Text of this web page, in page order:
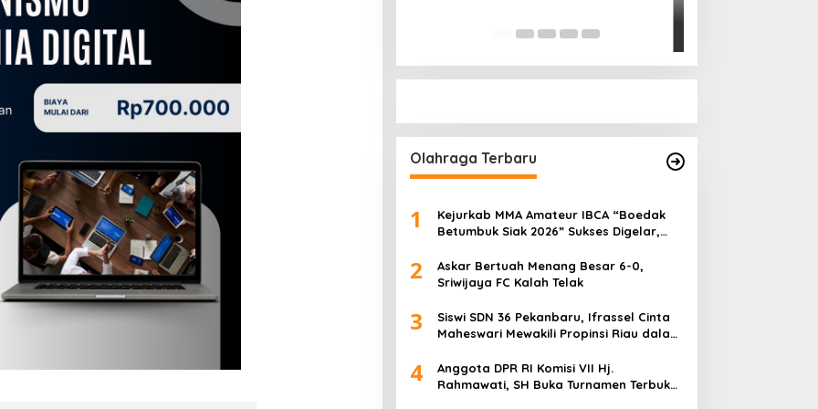
Olahraga Terbaru
1
Kejurkab MMA Amateur IBCA “Boedak
Betumbuk Siak 2026” Sukses Digelar,
2
Askar Bertuah Menang Besar 6-0,
Sriwijaya FC Kalah Telak
3
Siswi SDN 36 Pekanbaru, Ifrassel Cinta
Maheswari Mewakili Propinsi Riau dalam
Senam Putri
4
Anggota DPR RI Komisi VII Hj.
Rahmawati, SH Buka Turnamen Terbuka